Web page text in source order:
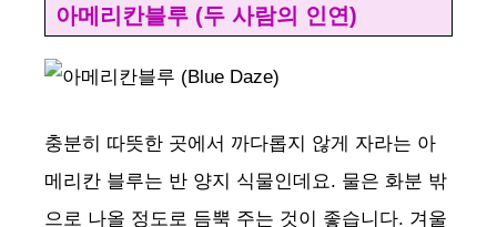
아메리칸블루 (두 사람의 인연)
충분히 따뜻한 곳에서 까다롭지 않게 자라는 아
메리칸 블루는 반 양지 식물인데요. 물은 화분 밖
으로 나올 정도로 듬뿍 주는 것이 좋습니다. 겨울